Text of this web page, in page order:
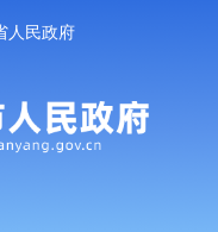
人民政府